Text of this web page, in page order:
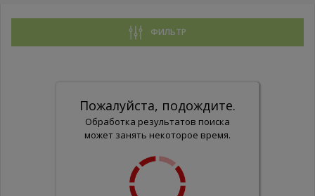
ФИЛЬТР
Пожалуйста, подождите.
Обработка результатов поиска
может занять некоторое время.